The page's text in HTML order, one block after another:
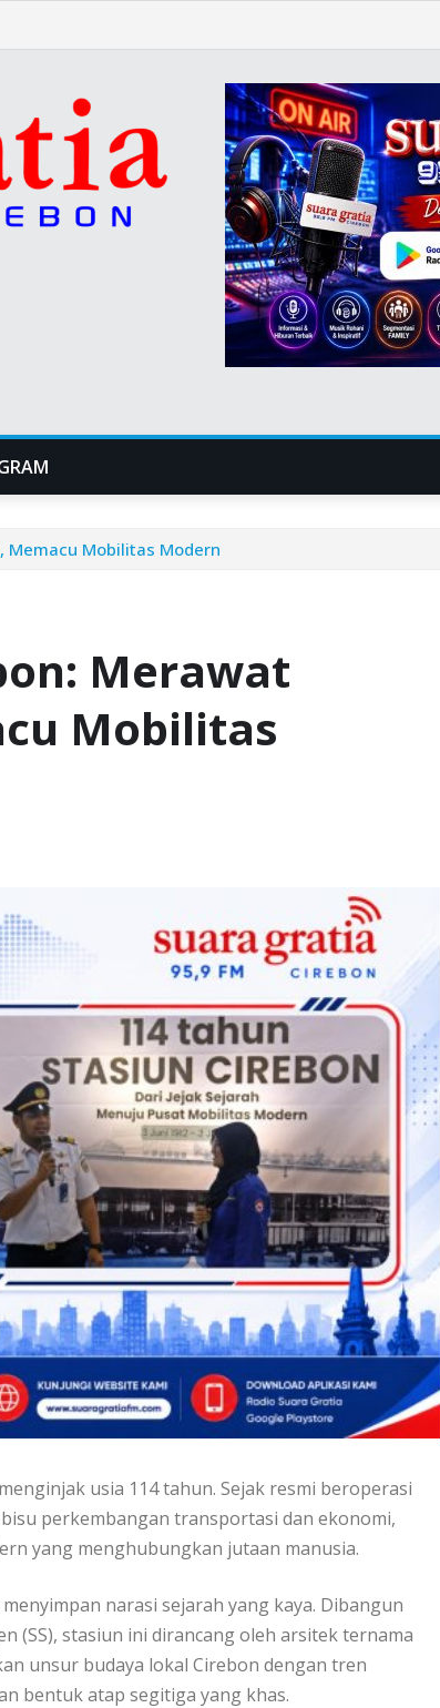
Memacu Mobilitas Modern
Merawat
Mobilitas
usia 114 tahun. Sejak resmi beroperasi
perkembangan transportasi dan ekonomi,
yang menghubungkan jutaan manusia.
narasi sejarah yang kaya. Dibangun
(SS), stasiun ini dirancang oleh arsitek ternama
unsur budaya lokal Cirebon dengan tren
bentuk atap segitiga yang khas.